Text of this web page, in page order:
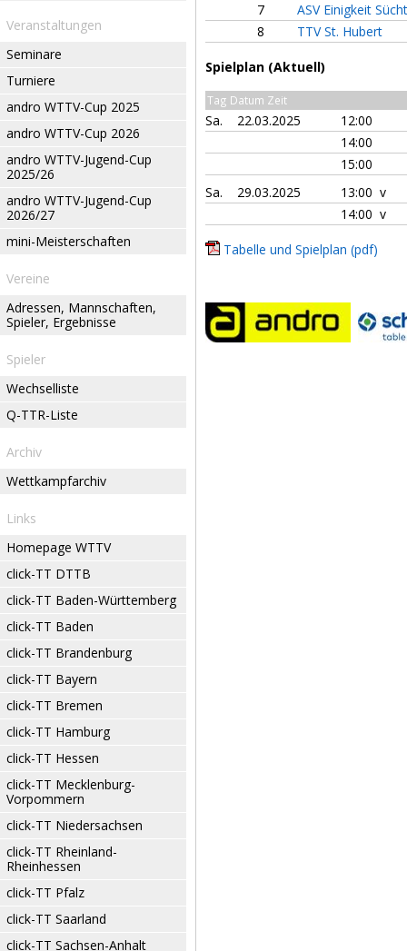
Veranstaltungen
Seminare
Turniere
andro WTTV-Cup 2025
andro WTTV-Cup 2026
andro WTTV-Jugend-Cup
2025/26
andro WTTV-Jugend-Cup
2026/27
mini-Meisterschaften
Vereine
Adressen, Mannschaften,
Spieler, Ergebnisse
Spieler
Wechselliste
Q-TTR-Liste
Archiv
Wettkampfarchiv
Links
Homepage WTTV
click-TT DTTB
click-TT Baden-Württemberg
click-TT Baden
click-TT Brandenburg
click-TT Bayern
click-TT Bremen
click-TT Hamburg
click-TT Hessen
click-TT Mecklenburg-
Vorpommern
click-TT Niedersachsen
click-TT Rheinland-
Rheinhessen
click-TT Pfalz
click-TT Saarland
click-TT Sachsen-Anhalt
7
ASV Einigkeit
8
TTV St. Hubert
Spielplan (Aktuell)
Tag Datum Zeit
Sa. 22.03.2025
12:00
14:00
15:00
Sa.
29.03.2025
13:00 v
14:00 v
Tabelle und Spielplan (pdf)